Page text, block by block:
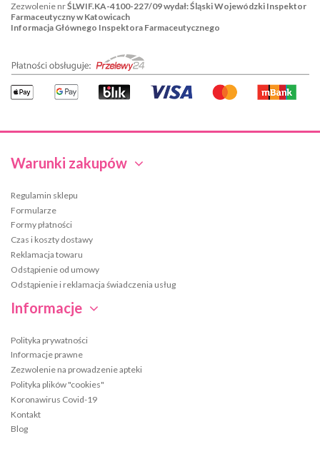
Warunki zakupów
Regulamin sklepu
Formularze
Formy płatności
Czas i koszty dostawy
Reklamacja towaru
Odstąpienie od umowy
Odstąpienie i reklamacja świadczenia usług
Informacje
Polityka prywatności
Informacje prawne
Zezwolenie na prowadzenie apteki
Polityka plików "cookies"
Koronawirus Covid-19
Kontakt
Blog
Zezwolenie nrŚLWIF.KA-4100-227/09 wydał: Śląski Wojewódzki Inspektor
Farmaceutyczny w Katowicach
Informacja Głównego Inspektora Farmaceutycznego